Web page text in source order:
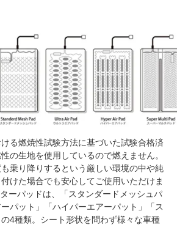
る燃焼性試験方法に基づいた試験合格済
の生地を使用しているので燃えません。
乗り降りするという厳しい環境の中や純
けた場合でも安心してご使用いただけま
ーパッドは、「スタンダードメッシュパ
パット」「ハイパーエアーパット」「ス
4種類。シート形状を問わず様々な車種